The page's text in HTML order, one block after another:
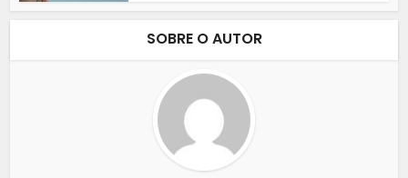
SOBRE O AUTOR